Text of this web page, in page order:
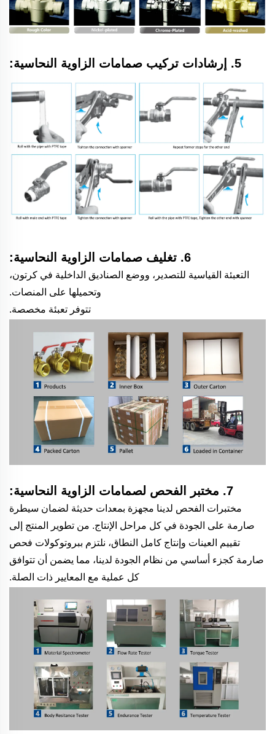
5. إرشادات تركيب صمامات الزاوية النحاسية:
6. تغليف صمامات الزاوية النحاسية:
التعبئة القياسية للتصدير، ووضع الصناديق الداخلية في كرتون،
وتحميلها على المنصات.
تتوفر تعبئة مخصصة.
7. مختبر الفحص لصمامات الزاوية النحاسية:
مختبرات الفحص لدينا مجهزة بمعدات حديثة لضمان سيطرة
صارمة على الجودة في كل مراحل الإنتاج. من تطوير المنتج إلى
تقييم العينات وإنتاج كامل النطاق، نلتزم ببروتوكولات فحص
صارمة كجزء أساسي من نظام الجودة لدينا، مما يضمن أن تتوافق
كل عملية مع المعايير ذات الصلة.